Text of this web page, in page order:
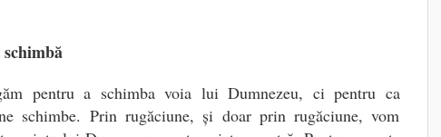
pentru a schimba voia lui Dumnezeu, ci pentru ca
schimbe. Prin rugăciune, și doar prin rugăciune, vom